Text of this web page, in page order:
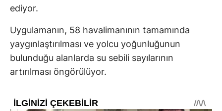
ediyor.
Uygulamanın, 58 havalimanının tamamında
yaygınlaştırılması ve yolcu yoğunluğunun
bulunduğu alanlarda su sebili sayılarının
artırılması öngörülüyor.